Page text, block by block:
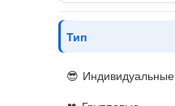
Тип
Индивидуальные